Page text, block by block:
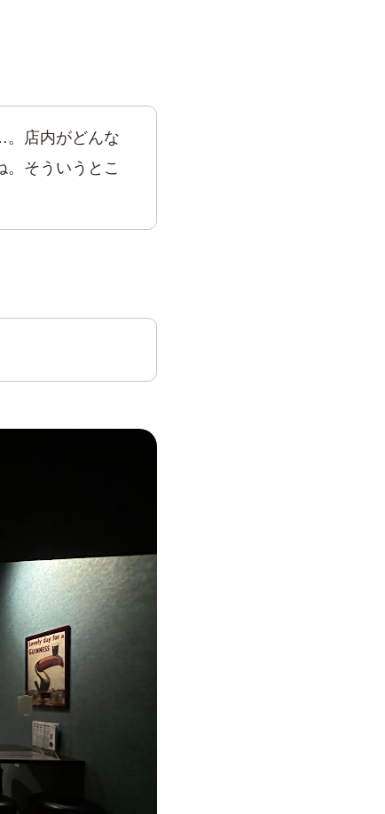
店内がどんな
そういうとこ